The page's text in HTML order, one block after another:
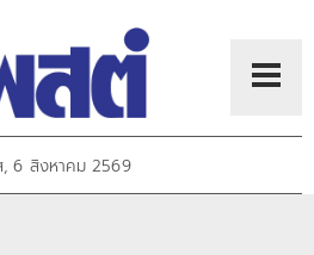
6 สิงหาคม 2569